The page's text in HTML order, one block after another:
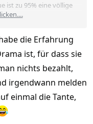
ist zu 95% eine völlige
schon vor
Sind soweit
nie dort waren. Eine
hat mindestens
will. Denke wenn
denkt man ein Match
für den 0815 Mann
die Erfahrung
ist, für dass sie
nichts bezahlt,
irgendwann melden
einmal die Tante,